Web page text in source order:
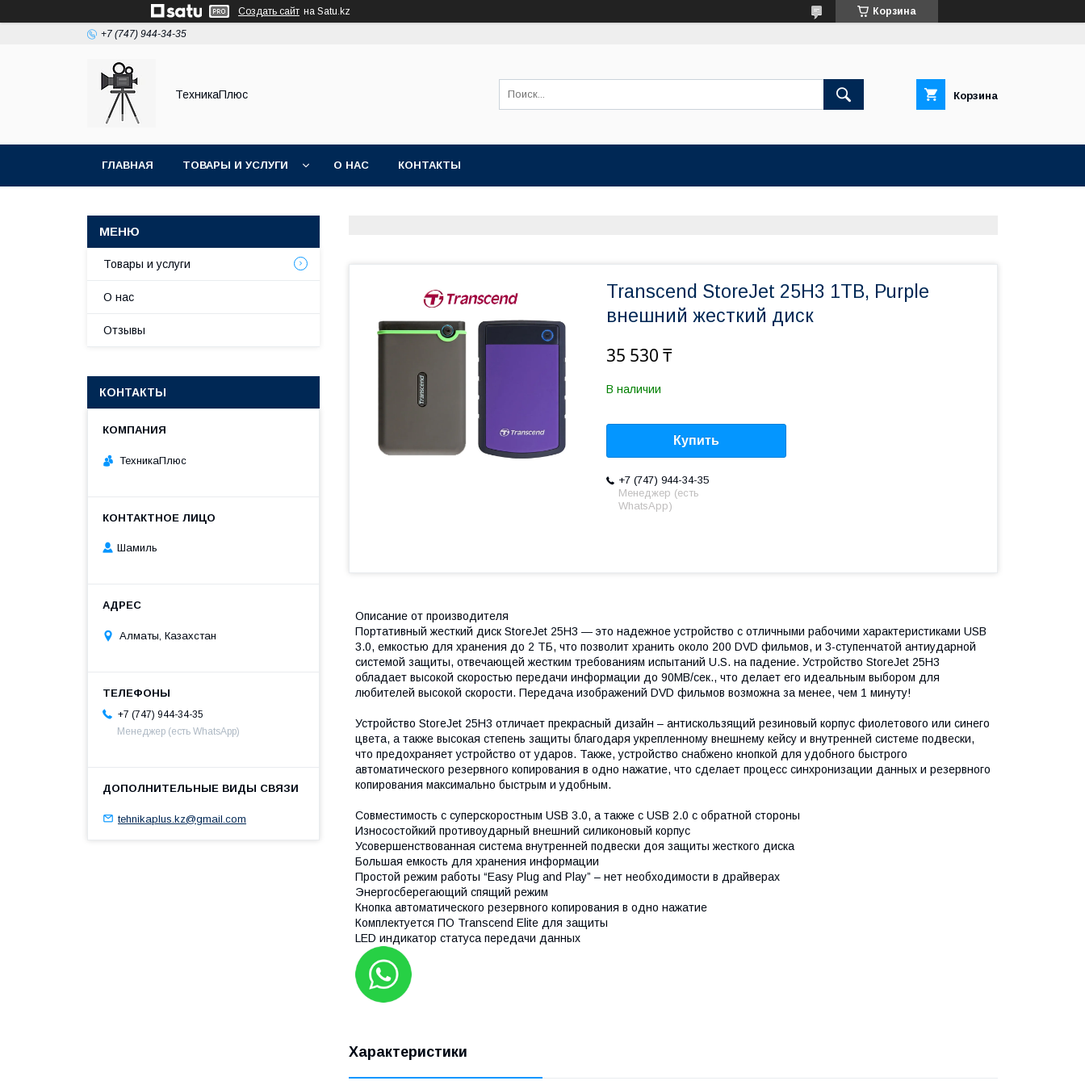
Создать сайт на Satu.kz Корзина
+7 (747) 944-34-35
ТехникаПлюс Корзина
ГЛАВНАЯ ТОВАРЫ И УСЛУГИ О НАС КОНТАКТЫ
Transcend StoreJet 25H3 1TB, Purple
внешний жесткий диск
35 530 ₸
В наличии
Купить
+7 (747) 944-34-35
Менеджер (есть
WhatsApp)
Описание от производителя
Портативный жесткий диск StoreJet 25H3 ― это надежное устройство с отличными рабочими характеристиками USB
3.0, емкостью для хранения до 2 ТБ, что позволит хранить около 200 DVD фильмов, и 3-ступенчатой антиударной
системой защиты, отвечающей жестким требованиям испытаний U.S. на падение. Устройство StoreJet 25H3
обладает высокой скоростью передачи информации до 90MB/сек., что делает его идеальным выбором для
любителей высокой скорости. Передача изображений DVD фильмов возможна за менее, чем 1 минуту!
Устройство StoreJet 25H3 отличает прекрасный дизайн – антискользящий резиновый корпус фиолетового или синего
цвета, а также высокая степень защиты благодаря укрепленному внешнему кейсу и внутренней системе подвески,
что предохраняет устройство от ударов. Также, устройство снабжено кнопкой для удобного быстрого
автоматического резервного копирования в одно нажатие, что сделает процесс синхронизации данных и резервного
копирования максимально быстрым и удобным.
Совместимость с суперскоростным USB 3.0, а также с USB 2.0 с обратной стороны
Износостойкий противоударный внешний силиконовый корпус
Усовершенствованная система внутренней подвески доя защиты жесткого диска
Большая емкость для хранения информации
Простой режим работы “Easy Plug and Play” – нет необходимости в драйверах
Энергосберегающий спящий режим
Кнопка автоматического резервного копирования в одно нажатие
Комплектуется ПО Transcend Elite для защиты
LED индикатор статуса передачи данных
Характеристики
Товары и услуги
О нас
Отзывы
КОНТАКТЫ
ТехникаПлюс
Шамиль
Алматы, Казахстан
+7 (747) 944-34-35
Менеджер (есть WhatsApp)
tehnikaplus.kz@gmail.com